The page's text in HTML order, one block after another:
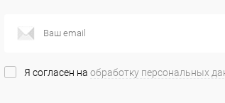
Я согласен на обработку персональных